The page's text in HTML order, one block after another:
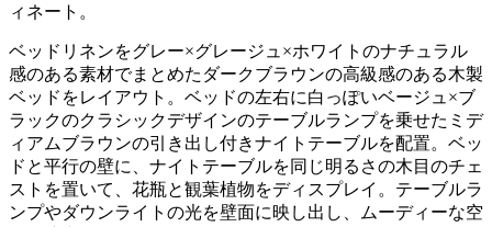
ィネート。
ベッドリネンをグレー×グレージュ×ホワイトのナチュラル
感のある素材でまとめたダークブラウンの高級感のある木製
ベッドをレイアウト。ベッドの左右に白っぽいベージュ×ブ
ラックのクラシックデザインのテーブルランプを乗せたミデ
ィアムブラウンの引き出し付きナイトテーブルを配置。ベッ
ドと平行の壁に、ナイトテーブルを同じ明るさの木目のチェ
ストを置いて、花瓶と観葉植物をディスプレイ。テーブルラ
ンプやダウンライトの光を壁面に映し出し、ムーディーな空